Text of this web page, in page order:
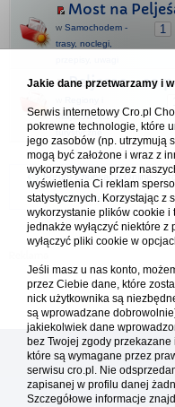
Most na
1
w Samochodem -
trasy, noclegi,
Peljesac - co
miejscowości
turystyczne
Forum Chorwacja Online -
Usuń ciasteczka• Strefa
Platforma cro.pl© Chorwacja online™
gromadzą na Twoim komputerze
Jakie dane przetwarzamy i
Serwis internetowy Cro.pl
pokrewne technologie, które
jego zasobów (np. utrzymują
mogą być założone i wraz z
wykorzystywane przez
wyświetlenia Ci reklam
statystycznych. Korzystając z
wykorzystanie plików cookie
jednakże wyłączyć niektóre
wyłączyć pliki cookie w
Jeśli masz u nas konto,
przez Ciebie dane, które
nick użytkownika są
są wprowadzane
jakiekolwiek dane
bez Twojej zgody
które są wymagane przez
serwisu cro.pl. Nie
zapisanej w profilu danej
Szczegółowe informacje